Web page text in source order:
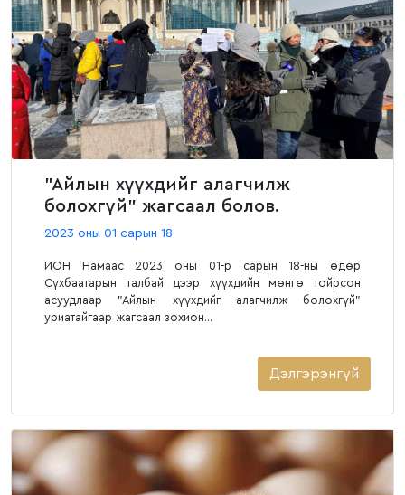
"Айлын хүүхдийг алагчилж
болохгүй" жагсаал болов.
2023 оны 01 сарын 18
ИОН Намаас 2023 оны 01-р сарын 18-ны өдөр
Сүхбаатарын талбай дээр хүүхдийн мөнгө тойрсон
асуудлаар "Айлын хүүхдийг алагчилж болохгүй"
уриатайгаар жагсаал зохион...
Дэлгэрэнгүй